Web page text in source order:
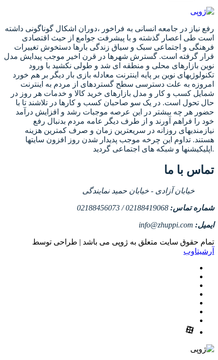
رفع نیاز در جامعه انسانی به فراخور ،دوران اشکال گوناگونی داشته
است طی اعصار گذشته و با پیشرفت جوامع از حیث اقتصادی
فرهنگی و اجتماعی سبک و سیاق زندگی بارها دستخوش تغییرات
قرار گرفته است. گسترش شهرها در قرن اخیر موجب پیدایش مدل
نوین بازارهای محلی و منطقه ای شد و طولی نکشید با ورود
تکنولوژیهای نوین بر پایه اینترنت معادله بازی بار دیگر بر هم خورد
امروزه به علت دسترسی سطح گستردهای از مردم به اینترنت
شمایل کسب و کار و مدل بازارهای خرید کالا و خدمات هر روز در
حال تحول است. در یک سو صاحبان کسب و کارها در تلاشند تا با
حضور هر چه بیشتر در این عرصه موجبات رشد و افزایش درآمد
خود را فراهم آورند و از طرف دیگر عامه مردم بدنبال رفع
نیازمندیهای روزانه در سریعترین زمان و صرف کمترین هزینه
هستند. تداوم این چرخه موجب پدیدار شدن روز افزون سایتها
اپلیکیشنها و شبکه های اجتماعی گردید.
تماس با ما
خیابان آزادی - خیابان حمید نمایندگی
شماره تماس: 02188419068 / 02188456073
ایمیل: info@zhuppi.com
تمام حقوق سایت متعلق به ژوپی می باشد | طراحی توسط
آرشیتاوب